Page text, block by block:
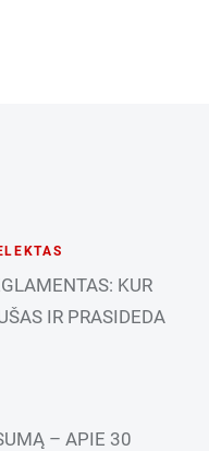
KUR
IR PRASIDEDA
– APIE 30